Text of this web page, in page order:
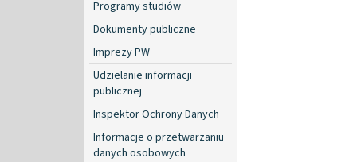
Programy studiów
Dokumenty publiczne
Imprezy PW
Udzielanie informacji
publicznej
Inspektor Ochrony Danych
Informacje o przetwarzaniu
danych osobowych